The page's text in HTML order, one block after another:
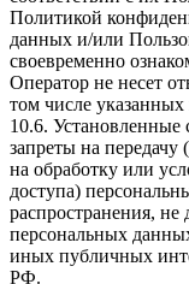
Политикой
данных и/или
своевременно
Оператор не несет
том числе
10.6.
запреты на передачу
на обработку или
доступа)
распространения, не
персональных
иных публичных
РФ.